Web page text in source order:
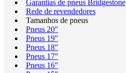
Garantias de pneus Bridgestone
Rede de revendedores
Tamanhos de pneus
Pneus 20"
Pneus 19"
Pneus 18"
Pneus 17"
Pneus 16"